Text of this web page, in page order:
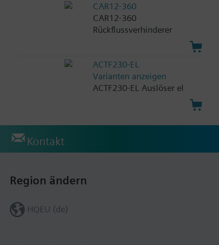
CAR12-360
CAR12-360
Rückflussverhinderer
ACTF230-EL
Varianten anzeigen
ACTF230-EL Auslöser el
Kontakt
Region ändern
HQEU (de)